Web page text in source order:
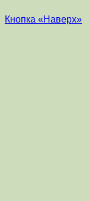
Кнопка «Наверх»